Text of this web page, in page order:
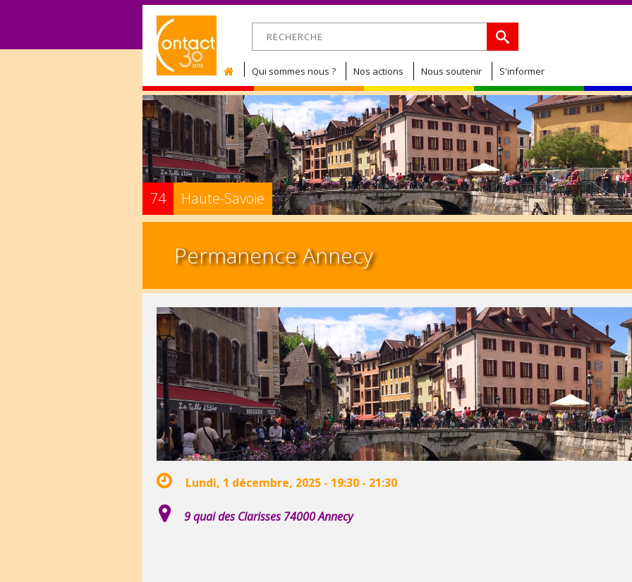
Jump to navigation
Formulaire de recherche
Qui sommes nous ? Nos actions Nous soutenir S'informer
74 Haute-Savoie
Permanence Annecy
Lundi, 1 décembre, 2025 - 19:30 - 21:30
9 quai des Clarisses 74000 Annecy